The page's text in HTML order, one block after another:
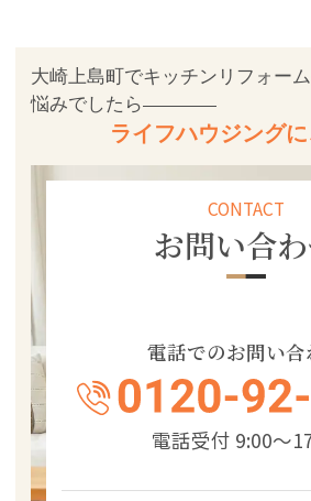
大崎上島町でキッチンリフォー
悩みでしたら
ライフハウジング
CONTACT
お問い合
電話でのお問い合
電話受付 9:00～